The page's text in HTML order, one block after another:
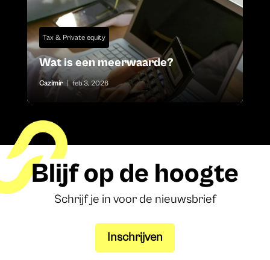
Tax & Private equity
Wat is een meerwaarde?
Cazimir | feb 3, 2026
Blijf op de hoogte
Schrijf je in voor de nieuwsbrief
Inschrijven